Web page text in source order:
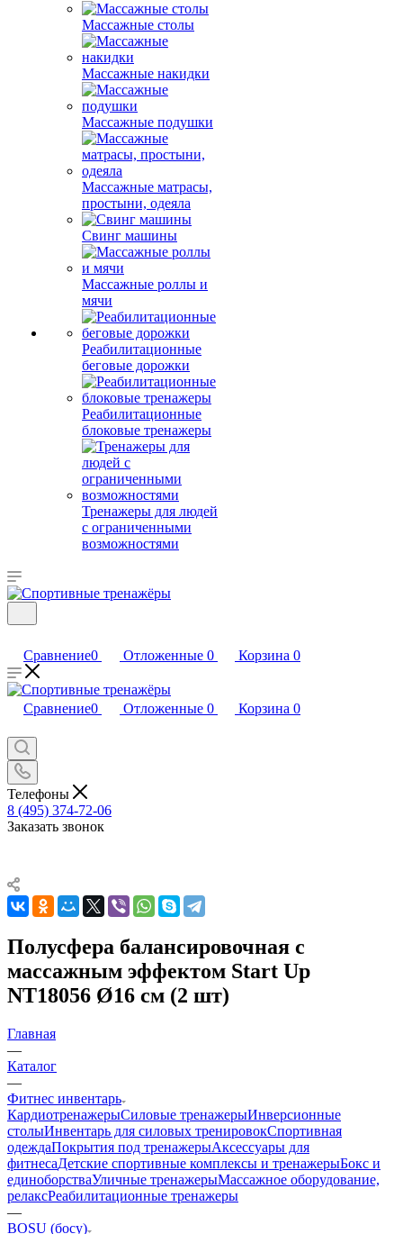
Массажные столы
Массажные накидки
Массажные подушки
Массажные матрасы,
простыни, одеяла
Свинг машины
Массажные роллы и
мячи
Реабилитационные
беговые дорожки
Реабилитационные
блоковые тренажеры
Тренажеры для людей
с ограниченными
возможностями
Сравнение0 Отложенные 0 Корзина 0
Сравнение0 Отложенные 0 Корзина 0
Телефоны
8 (495) 374-72-06
Заказать звонок
Полусфера балансировочная с
массажным эффектом Start Up
NT18056 Ø16 см (2 шт)
Главная
—
Каталог
—
Фитнес инвентарь
КардиотренажерыСиловые тренажерыИнверсионные
столыИнвентарь для силовых тренировокСпортивная
одеждаПокрытия под тренажерыАксессуары для
фитнесаДетские спортивные комплексы и тренажерыБокс и
единоборстваУличные тренажерыМассажное оборудование,
релаксРеабилитационные тренажеры
—
BOSU (босу)